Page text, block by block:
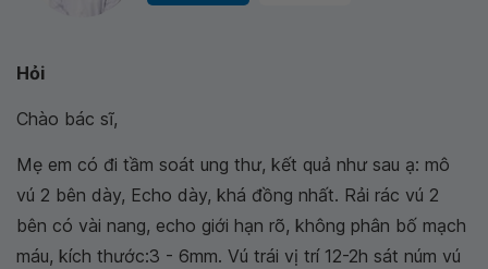
Hỏi
Chào bác sĩ,
Mẹ em có đi tầm soát ung thư, kết quả như sau ạ: mô
vú 2 bên dày, Echo dày, khá đồng nhất. Rải rác vú 2
bên có vài nang, echo giới hạn rõ, không phân bố mạch
máu, kích thước:3 - 6mm. Vú trái vị trí 12-2h sát núm vú